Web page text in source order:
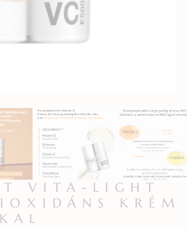
VITA-LIGHT
KRÉM